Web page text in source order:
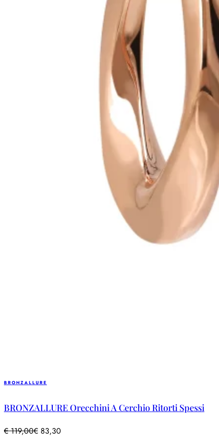
BRONZALLURE
BRONZALLURE Orecchini A Cerchio Ritorti Spessi
€119,00€ 83,30